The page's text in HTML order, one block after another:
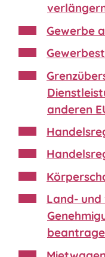
Gewerbe
anderen
Land-